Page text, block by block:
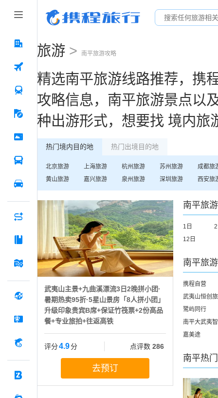
旅游 > 南平旅游攻略
精选南平旅游线路推荐，携
攻略信息， 南平旅游景点以
种出游形式，想要找 境内旅
热门境内目的地 热门出境目的地
北京旅游 上海旅游 杭州旅游 苏州旅游 成都旅
黄山旅游 嘉兴旅游 泉州旅游 深圳 旅游 西安旅
武夷山主景+九曲溪漂流3日2晚拼小团·
暑期热卖95折·5星山景房「8人拼小团」
升级印象贵宾B席+保证竹筏票+2份高品
餐+专业旅拍+往返高铁
评分4.9分 点评数 286
去预订
南平旅
1日
12日
南平旅
携程自营
武夷山恒创
鹭屿同行
南平大武夷
嘉美途
南平热